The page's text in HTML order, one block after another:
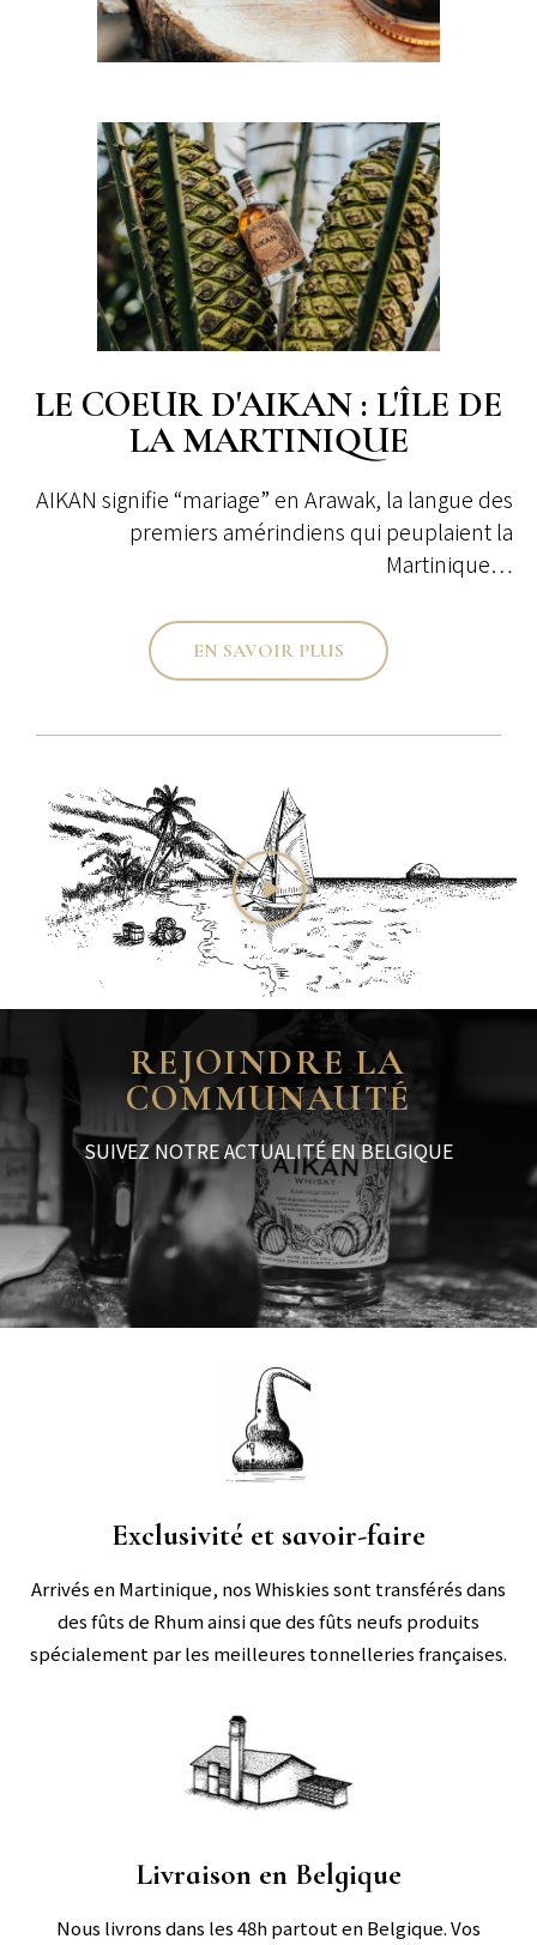
LE COEUR D'AIKAN : L'ÎLE DE
LA MARTINIQUE
AIKAN signifie “mariage” en Arawak, la langue des
premiers amérindiens qui peuplaient la
Martinique…
EN SAVOIR PLUS
REJOINDRE LA
COMMUNAUTÉ
SUIVEZ NOTRE ACTUALITÉ EN BELGIQUE
Exclusivité et savoir-faire
Arrivés en Martinique, nos Whiskies sont transférés dans
des fûts de Rhum ainsi que des fûts neufs produits
spécialement par les meilleures tonnelleries françaises.
Livraison en Belgique
Nous livrons dans les 48h partout en Belgique. Vos